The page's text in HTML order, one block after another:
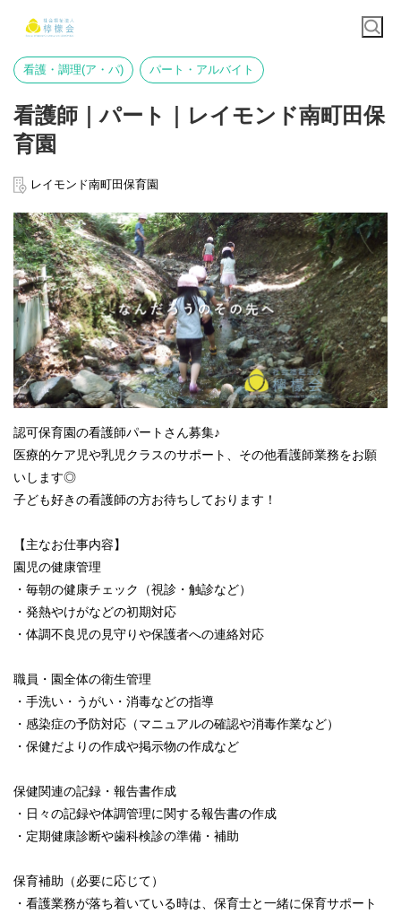
看護・調理(ア・パ) パート・アルバイト
看護師｜パート｜レイモンド南町田保
育園
レイモンド南町田保育園
認可保育園の看護師パートさん募集♪
医療的ケア児や乳児クラスのサポート、その他看護師業務をお願
いします◎
子ども好きの看護師の方お待ちしております！
【主なお仕事内容】
園児の健康管理
・毎朝の健康チェック（視診・触診など）
・発熱やけがなどの初期対応
・体調不良児の見守りや保護者への連絡対応
職員・園全体の衛生管理
・手洗い・うがい・消毒などの指導
・感染症の予防対応（マニュアルの確認や消毒作業など）
・保健だよりの作成や掲示物の作成など
保健関連の記録・報告書作成
・日々の記録や体調管理に関する報告書の作成
・定期健康診断や歯科検診の準備・補助
保育補助（必要に応じて）
・看護業務が落ち着いている時は、保育士と一緒に保育サポート